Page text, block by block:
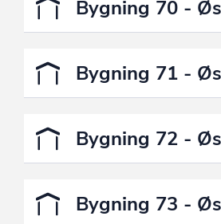
Bygning 70 -
Bygning 71 -
Bygning 72 -
Bygning 73 -